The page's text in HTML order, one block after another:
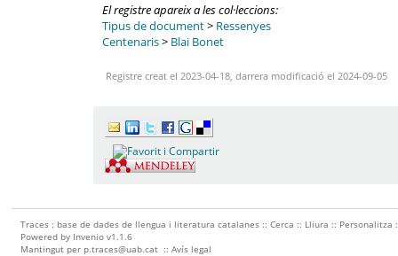
El registre apareix a les col·leccions:
Tipus de document> Ressenyes
Centenaris> Blai Bonet
Registre creat el 2023-04-18, darrera modificació el 2024-09-05
Traces : base de dades de llengua i literatura catalanes ::Cerca :: Lliura :: Personalitza
Powered by Invenio v1.1.6
Mantingut per p.traces@uab.cat ::Avís legal